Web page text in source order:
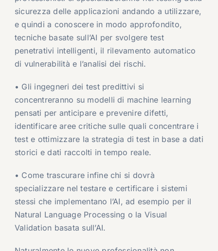
sicurezza delle applicazioni andando a utilizzare,
e quindi a conoscere in modo approfondito,
tecniche basate sull’AI per svolgere test
penetrativi intelligenti, il rilevamento automatico
di vulnerabilità e l’analisi dei rischi.
• Gli ingegneri dei test predittivi si
concentreranno su modelli di machine learning
pensati per anticipare e prevenire difetti,
identificare aree critiche sulle quali concentrare i
test e ottimizzare la strategia di test in base a dati
storici e dati raccolti in tempo reale.
• Come trascurare infine chi si dovrà
specializzare nel testare e certificare i sistemi
stessi che implementano l’AI, ad esempio per il
Natural Language Processing o la Visual
Validation basata sull’AI.